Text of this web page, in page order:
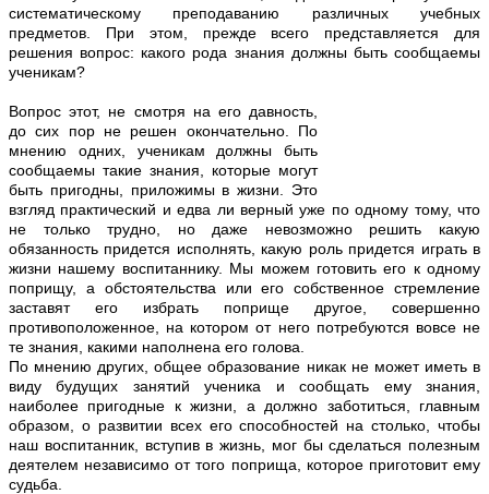
систематическому преподаванию различных учебных
предметов. При этом, прежде всего представляется для
решения вопрос: какого рода знания должны быть сообщаемы
ученикам?
Вопрос этот, не смотря на его давность,
до сих пор не решен окончательно. По
мнению одних, ученикам должны быть
сообщаемы такие знания, которые могут
быть пригодны, приложимы в жизни. Это
взгляд практический и едва ли верный уже по одному тому, что
не только трудно, но даже невозможно решить какую
обязанность придется исполнять, какую роль придется играть в
жизни нашему воспитаннику. Мы можем готовить его к одному
поприщу, а обстоятельства или его собственное стремление
заставят его избрать поприще другое, совершенно
противоположенное, на котором от него потребуются вовсе не
те знания, какими наполнена его голова.
По мнению других, общее образование никак не может иметь в
виду будущих занятий ученика и сообщать ему знания,
наиболее пригодные к жизни, а должно заботиться, главным
образом, о развитии всех его способностей на столько, чтобы
наш воспитанник, вступив в жизнь, мог бы сделаться полезным
деятелем независимо от того поприща, которое приготовит ему
судьба.